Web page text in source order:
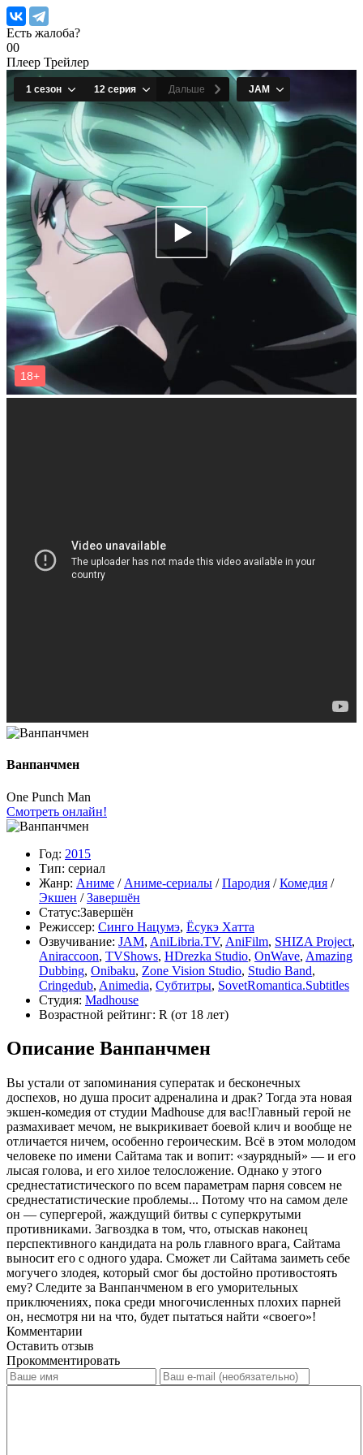
Есть жалоба?
00
Плеер Трейлер
Ванпанчмен
One Punch Man
Смотреть онлайн!
Год: 2015
Тип: сериал
Жанр: Аниме / Аниме-сериалы /Пародия /Комедия /
Экшен /Завершён
Статус:Завершён
Режиссер: Синго Нацумэ, Ёсукэ Хатта
Озвучивание: JAM, AniLibria.TV, AniFilm, SHIZA Project,
Aniraccoon, TVShows, HDrezka Studio, OnWave, Amazing
Dubbing, Onibaku, Zone Vision Studio, Studio Band,
Cringedub, Animedia, Субтитры, SovetRomantica.Subtitles
Студия: Madhouse
Возрастной рейтинг: R (от 18 лет)
Описание Ванпанчмен
Вы устали от запоминания суператак и бесконечных
доспехов, но душа просит адреналина и драк? Тогда эта новая
экшен-комедия от студии Madhouse для вас!Главный герой не
размахивает мечом, не выкрикивает боевой клич и вообще не
отличается ничем, особенно героическим. Всё в этом молодом
человеке по имени Сайтама так и вопит: «заурядный» — и его
лысая голова, и его хилое телосложение. Однако у этого
среднестатистического по всем параметрам парня совсем не
среднестатистические проблемы... Потому что на самом деле
он — супергерой, жаждущий битвы с суперкрутыми
противниками. Загвоздка в том, что, отыскав наконец
перспективного кандидата на роль главного врага, Сайтама
выносит его с одного удара. Сможет ли Сайтама заиметь себе
могучего злодея, который смог бы достойно противостоять
ему? Следите за Ванпанчменом в его уморительных
приключениях, пока среди многочисленных плохих парней
он, несмотря ни на что, будет пытаться найти «своего»!
Комментарии
Оставить отзыв
Прокомментировать